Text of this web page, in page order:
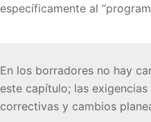
específicamente al
En los borradores no hay
este capítulo; las
correctivas y cambios